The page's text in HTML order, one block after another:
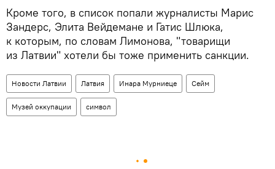
Кроме того, в список попали журналисты Марис
Зандерс, Элита Вейдемане и Гатис Шлюка,
к которым, по словам Лимонова, "товарищи
из Латвии" хотели бы тоже применить санкции.
Новости Латвии Латвия Инара Мурниеце Сейм
Музей оккупации символ